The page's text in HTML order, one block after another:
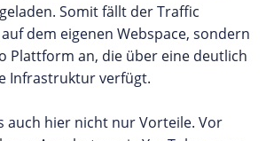
Somit fällt der Traffic
dem eigenen Webspace, sondern
Plattform an, die über eine deutlich
Infrastruktur verfügt.
auch hier nicht nur Vorteile. Vor